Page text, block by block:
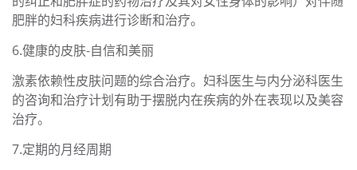
肥胖的妇科疾病进行诊断和治疗。
6.健康的皮肤-自信和美丽
激素依赖性皮肤问题的综合治疗。妇科医生与内分泌科医生
的咨询和治疗计划有助于摆脱内在疾病的外在表现以及美容
治疗。
7.定期的月经周期